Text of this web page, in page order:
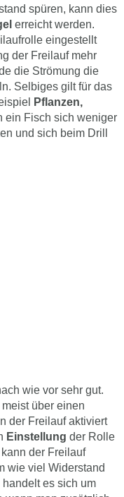
spüren, kann dies
erreicht werden.
eingestellt
der Freilauf mehr
die Strömung die
Selbiges gilt für das
Pflanzen,
ein Fisch sich weniger
und sich beim Drill
wie vor sehr gut.
über einen
der Freilauf aktiviert
Einstellung der Rolle
der Freilauf
wie viel Widerstand
es sich um